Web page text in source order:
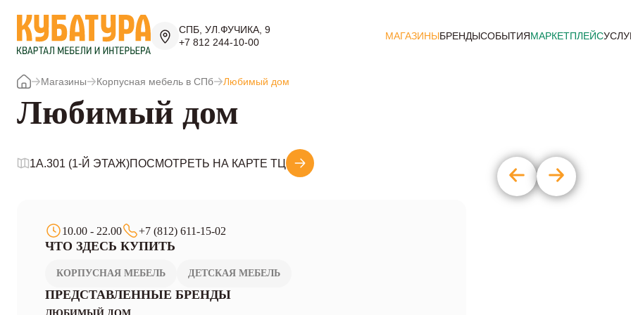
СПБ, УЛ.ФУЧИКА, 9
+7 812 244-10-00
МАГАЗИНЫБРЕНДЫСОБЫТИЯМАРКЕТПЛЕЙС
Магазины Корпусная мебель в СПб Любимый дом
Любимый дом
1A.301 (1-Й ЭТАЖ)ПОСМОТРЕТЬ НА КАРТЕ ТЦ
10.00 - 22.00 +7 (812) 611-15-02
ЧТО ЗДЕСЬ КУПИТЬ
КОРПУСНАЯ МЕБЕЛЬ ДЕТСКАЯ МЕБЕЛЬ
ПРЕДСТАВЛЕННЫЕ БРЕНДЫ